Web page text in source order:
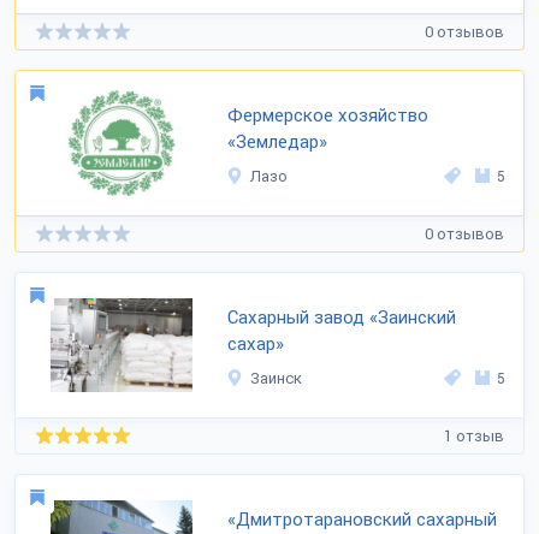
0 отзывов
Фермерское хозяйство
«Земледар»
Лазо 5
0 отзывов
Сахарный завод «Заинский
сахар»
Заинск 5
1 отзыв
«Дмитротарановский сахарный